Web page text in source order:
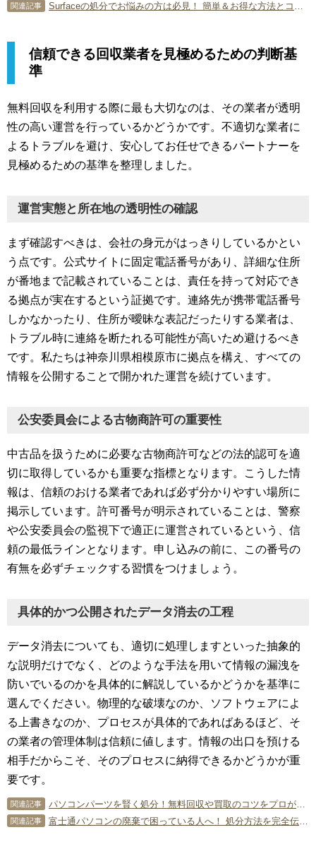
関連記事 Surfaceの処分でお悩みの方は必見！ 簡単＆お得な方法とコツを伝授！
信頼できる回収業者を見極めるための判断基
準
無料回収を利用する際に最も大切なのは、その業者が透明
性の高い運営を行っているかどうかです。不適切な業者に
よるトラブルを避け、安心してお任せできるパートナーを
見極めるための基準を整理しました。
運営実態と所在地の透明性の確認
まず確認すべきは、会社の身元がはっきりしているかとい
う点です。公式サイトに固定電話番号があり、詳細な住所
が番地まで記載されていることは、責任を持って対応でき
る拠点が実在するという証拠です。連絡先が携帯電話番号
しかなかったり、住所が曖昧な表記だったりする業者は、
トラブル時に連絡を断たれる可能性が高いため避けるべき
です。私たちは神奈川県相模原市に拠点を構え、すべての
情報を公開することで開かれた運営を続けています。
公安委員会による古物商許可の重要性
中古品を扱うために必要な古物商許可などの法的認可を適
切に取得しているかも重要な指標となります。こうした情
報は、信頼のおける業者であれば必ず分かりやすい場所に
掲示しています。許可番号が明示されていることは、警察
や公安委員会の監視下で適正に運営されているという、信
頼の最低ラインとなります。申し込みの前に、この番号の
有無を必ずチェックする習慣をつけましょう。
具体的かつ公開されたデータ消去の工程
データ消去についても、適切に処理しますといった抽象的
な説明だけでなく、どのような手法を用いて情報の漏洩を
防いでいるのかを具体的に解説しているかどうかを基準に
選んでください。物理的な破壊なのか、ソフトウェアによ
る上書きなのか、プロセスが具体的であればあるほど、そ
の業者の管理体制は信頼に値します。情報の出口を預ける
相手だからこそ、そのプロセスに納得できるかどうかが重
要です。
関連記事
関連記事